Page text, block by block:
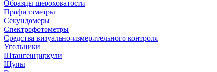
Образцы шероховатости
Профилометры
Секундомеры
Спектрофотометры
Средства визуально-измерительного контроля
Угольники
Штангенциркули
Щупы